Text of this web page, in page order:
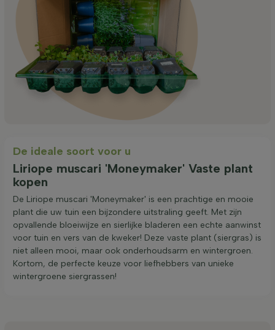
De ideale soort voor u
Liriope muscari 'Moneymaker' Vaste plant
kopen
De Liriope muscari 'Moneymaker' is een prachtige en mooie
plant die uw tuin een bijzondere uitstraling geeft. Met zijn
opvallende bloeiwijze en sierlijke bladeren een echte aanwinst
voor tuin en vers van de kweker! Deze vaste plant (siergras) is
niet alleen mooi, maar ook onderhoudsarm en wintergroen.
Kortom, de perfecte keuze voor liefhebbers van unieke
wintergroene siergrassen!